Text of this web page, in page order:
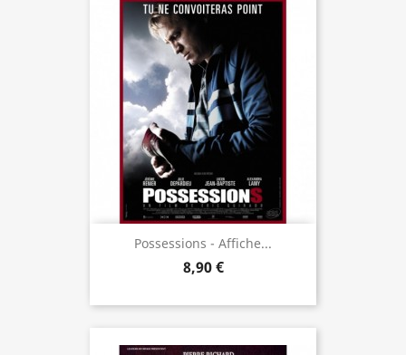
Possessions - Affiche...
8,90 €